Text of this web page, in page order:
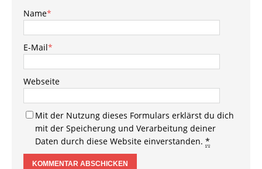
Name*
E-Mail*
Webseite
Mit der Nutzung dieses Formulars erklärst du dich
mit der Speicherung und Verarbeitung deiner
Daten durch diese Website einverstanden. *